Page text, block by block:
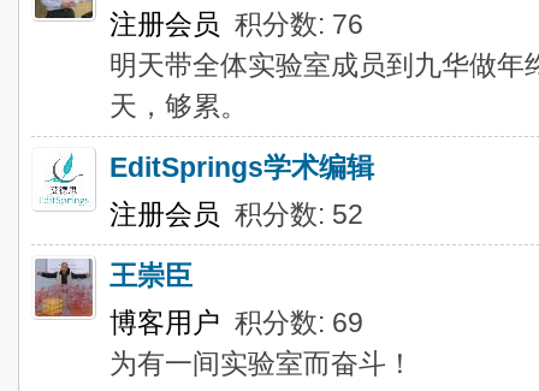
注册会员 积分数: 76
明天带全体实验室成员到九华做
天，够累。
EditSprings学术编辑
注册会员 积分数: 52
王崇臣
博客用户 积分数: 69
为有一间实验室而奋斗！